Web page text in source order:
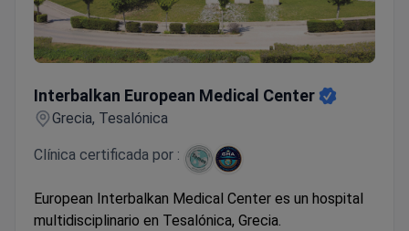
Interbalkan European Medical Center
Grecia, Tesalónica
Clínica certificada por :
European Interbalkan Medical Center es un hospital
multidisciplinario en Tesalónica, Grecia.